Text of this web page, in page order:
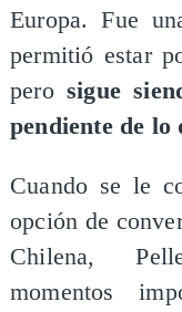
Europa. Fue
permitió estar
pero sigue
pendiente de lo
Cuando se le
opción de
Chilena,
momentos